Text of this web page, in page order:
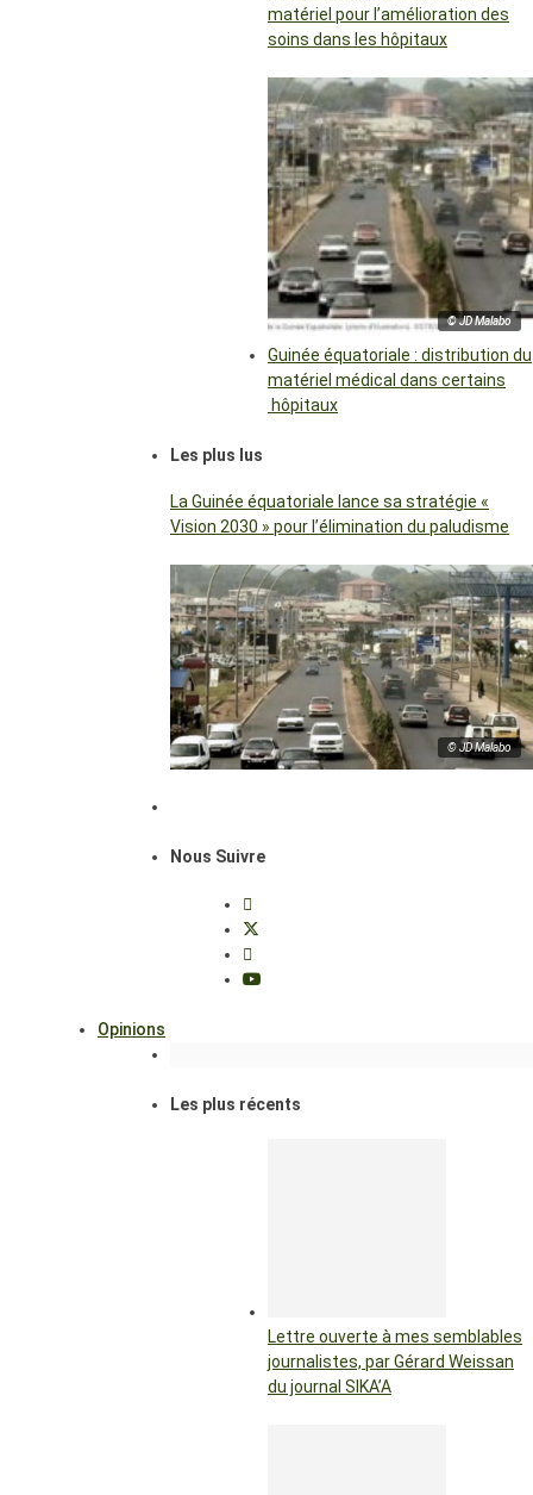
matériel pour l’amélioration des
soins dans les hôpitaux
© JD Malabo
Guinée équatoriale : distribution du
matériel médical dans certains
hôpitaux
Les plus lus
La Guinée équatoriale lance sa stratégie «
Vision 2030 » pour l’élimination du paludisme
© JD Malabo
Nous Suivre
Opinions
Les plus récents
Lettre ouverte à mes semblables
journalistes, par Gérard Weissan
du journal SIKA’A